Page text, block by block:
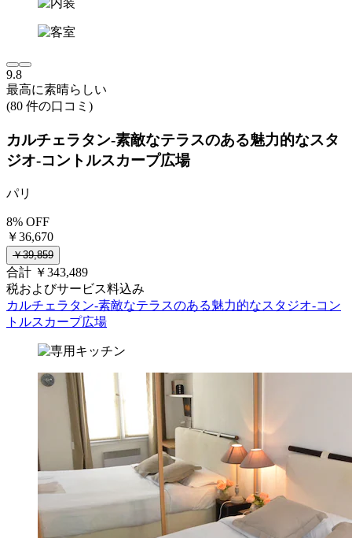
9.8
最高に素晴らしい
(80 件の口コミ)
カルチェラタン-素敵なテラスのある魅力的なスタ
ジオ-コントルスカープ広場
パリ
8% OFF
￥36,670
￥39,859
合計 ￥343,489
税およびサービス料込み
カルチェラタン-素敵なテラスのある魅力的なスタジオ-コン
トルスカープ広場